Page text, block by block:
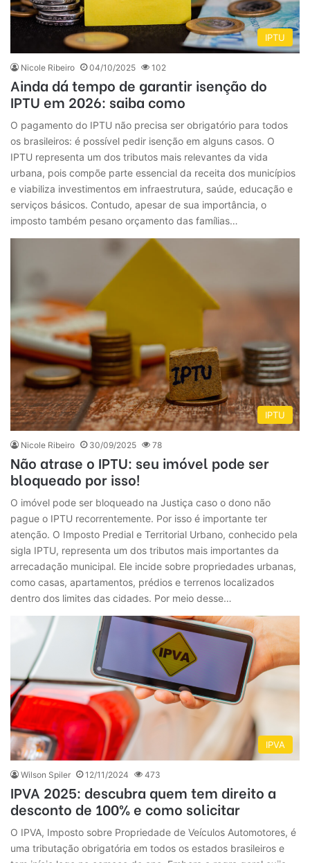
IPTU
Nicole Ribeiro 04/10/2025 102
Ainda dá tempo de garantir isenção do
IPTU em 2026: saiba como
O pagamento do IPTU não precisa ser obrigatório para todos
os brasileiros: é possível pedir isenção em alguns casos. O
IPTU representa um dos tributos mais relevantes da vida
urbana, pois compõe parte essencial da receita dos municípios
e viabiliza investimentos em infraestrutura, saúde, educação e
serviços básicos. Contudo, apesar de sua importância, o
imposto também pesano orçamento das famílias…
IPTU
Nicole Ribeiro 30/09/2025 78
Não atrase o IPTU: seu imóvel pode ser
bloqueado por isso!
O imóvel pode ser bloqueado na Justiça caso o dono não
pague o IPTU recorrentemente. Por isso é importante ter
atenção. O Imposto Predial e Territorial Urbano, conhecido pela
sigla IPTU, representa um dos tributos mais importantes da
arrecadação municipal. Ele incide sobre propriedades urbanas,
como casas, apartamentos, prédios e terrenos localizados
dentro dos limites das cidades. Por meio desse…
IPVA
Wilson Spiler 12/11/2024 473
IPVA 2025: descubra quem tem direito a
desconto de 100% e como solicitar
O IPVA, Imposto sobre Propriedade de Veículos Automotores, é
uma tributação obrigatória em todos os estados brasileiros e